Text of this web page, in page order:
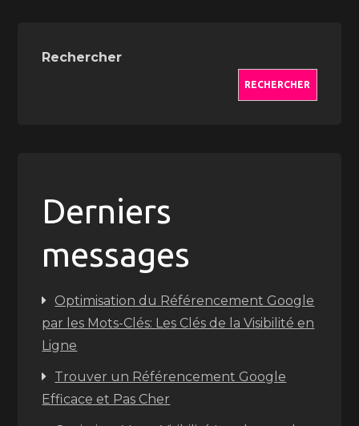
Rechercher
RECHERCHER
Derniers
messages
Optimisation du Référencement Google
par les Mots-Clés: Les Clés de la Visibilité en
Ligne
Trouver un Référencement Google
Efficace et Pas Cher